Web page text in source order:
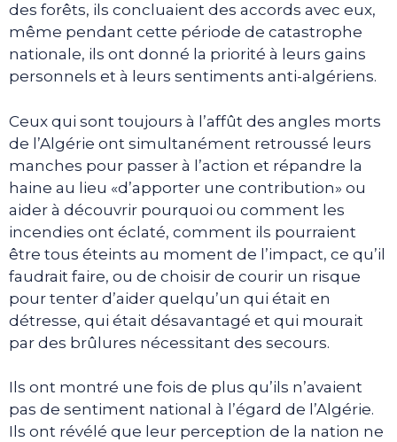
des forêts, ils concluaient des accords avec eux,
même pendant cette période de catastrophe
nationale, ils ont donné la priorité à leurs gains
personnels et à leurs sentiments anti-algériens.
Ceux qui sont toujours à l’affût des angles morts
de l’Algérie ont simultanément retroussé leurs
manches pour passer à l’action et répandre la
haine au lieu «d’apporter une contribution» ou
aider à découvrir pourquoi ou comment les
incendies ont éclaté, comment ils pourraient
être tous éteints au moment de l’impact, ce qu’il
faudrait faire, ou de choisir de courir un risque
pour tenter d’aider quelqu’un qui était en
détresse, qui était désavantagé et qui mourait
par des brûlures nécessitant des secours.
Ils ont montré une fois de plus qu’ils n’avaient
pas de sentiment national à l’égard de l’Algérie.
Ils ont révélé que leur perception de la nation ne